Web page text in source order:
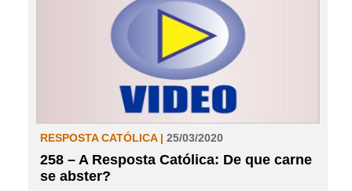
RESPOSTA CATÓLICA | 25/03/2020
258 – A Resposta Católica: De que carne
se abster?